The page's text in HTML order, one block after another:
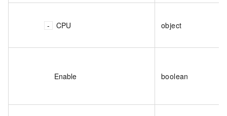
CPU object
Enable boolean